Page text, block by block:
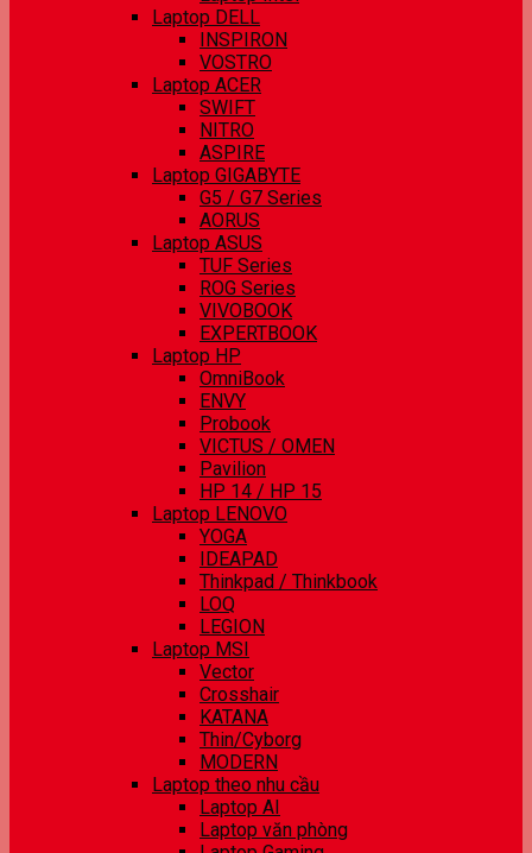
Laptop DELL
INSPIRON
VOSTRO
Laptop ACER
SWIFT
NITRO
ASPIRE
Laptop GIGABYTE
G5 / G7 Series
AORUS
Laptop ASUS
TUF Series
ROG Series
VIVOBOOK
EXPERTBOOK
Laptop HP
OmniBook
ENVY
Probook
VICTUS / OMEN
Pavilion
HP 14 / HP 15
Laptop LENOVO
YOGA
IDEAPAD
Thinkpad / Thinkbook
LOQ
LEGION
Laptop MSI
Vector
Crosshair
KATANA
Thin/Cyborg
MODERN
Laptop theo nhu cầu
Laptop AI
Laptop văn phòng